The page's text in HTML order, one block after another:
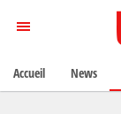
Accueil News